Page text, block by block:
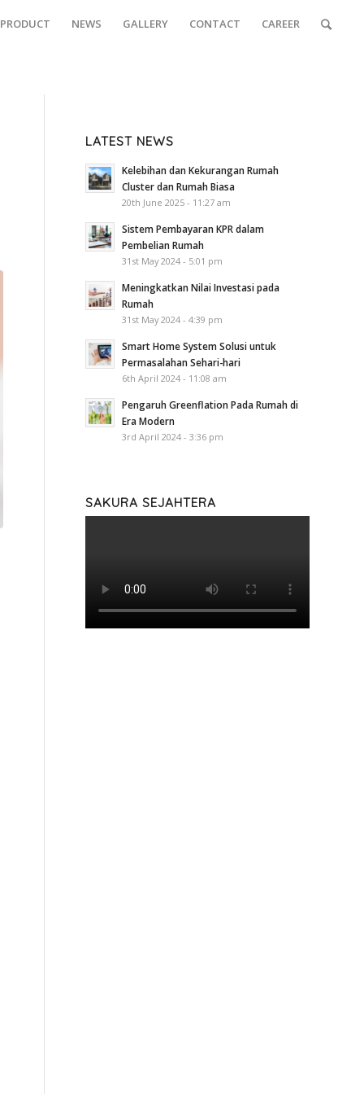
PRODUCT NEWS GALLERY CONTACT CAREER
LATEST NEWS
Kelebihan dan Kekurangan Rumah
Cluster dan Rumah Biasa
20th June 2025 - 11:27 am
Sistem Pembayaran KPR dalam
Pembelian Rumah
31st May 2024 - 5:01 pm
Meningkatkan Nilai Investasi pada
Rumah
31st May 2024 - 4:39 pm
Smart Home System Solusi untuk
Permasalahan Sehari-hari
6th April 2024 - 11:08 am
Pengaruh Greenflation Pada Rumah di
Era Modern
3rd April 2024 - 3:36 pm
SAKURA SEJAHTERA